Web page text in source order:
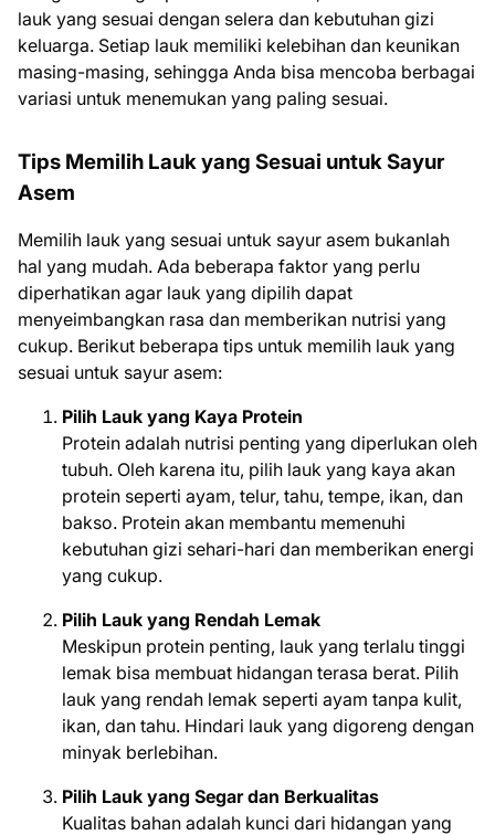
lauk yang sesuai dengan selera dan kebutuhan gizi
keluarga. Setiap lauk memiliki kelebihan dan keunikan
masing-masing, sehingga Anda bisa mencoba berbagai
variasi untuk menemukan yang paling sesuai.
Tips Memilih Lauk yang Sesuai untuk Sayur
Asem
Memilih lauk yang sesuai untuk sayur asem bukanlah
hal yang mudah. Ada beberapa faktor yang perlu
diperhatikan agar lauk yang dipilih dapat
menyeimbangkan rasa dan memberikan nutrisi yang
cukup. Berikut beberapa tips untuk memilih lauk yang
sesuai untuk sayur asem:
Pilih Lauk yang Kaya Protein
Protein adalah nutrisi penting yang diperlukan oleh
tubuh. Oleh karena itu, pilih lauk yang kaya akan
protein seperti ayam, telur, tahu, tempe, ikan, dan
bakso. Protein akan membantu memenuhi
kebutuhan gizi sehari-hari dan memberikan energi
yang cukup.
Pilih Lauk yang Rendah Lemak
Meskipun protein penting, lauk yang terlalu tinggi
lemak bisa membuat hidangan terasa berat. Pilih
lauk yang rendah lemak seperti ayam tanpa kulit,
ikan, dan tahu. Hindari lauk yang digoreng dengan
minyak berlebihan.
Pilih Lauk yang Segar dan Berkualitas
Kualitas bahan adalah kunci dari hidangan yang